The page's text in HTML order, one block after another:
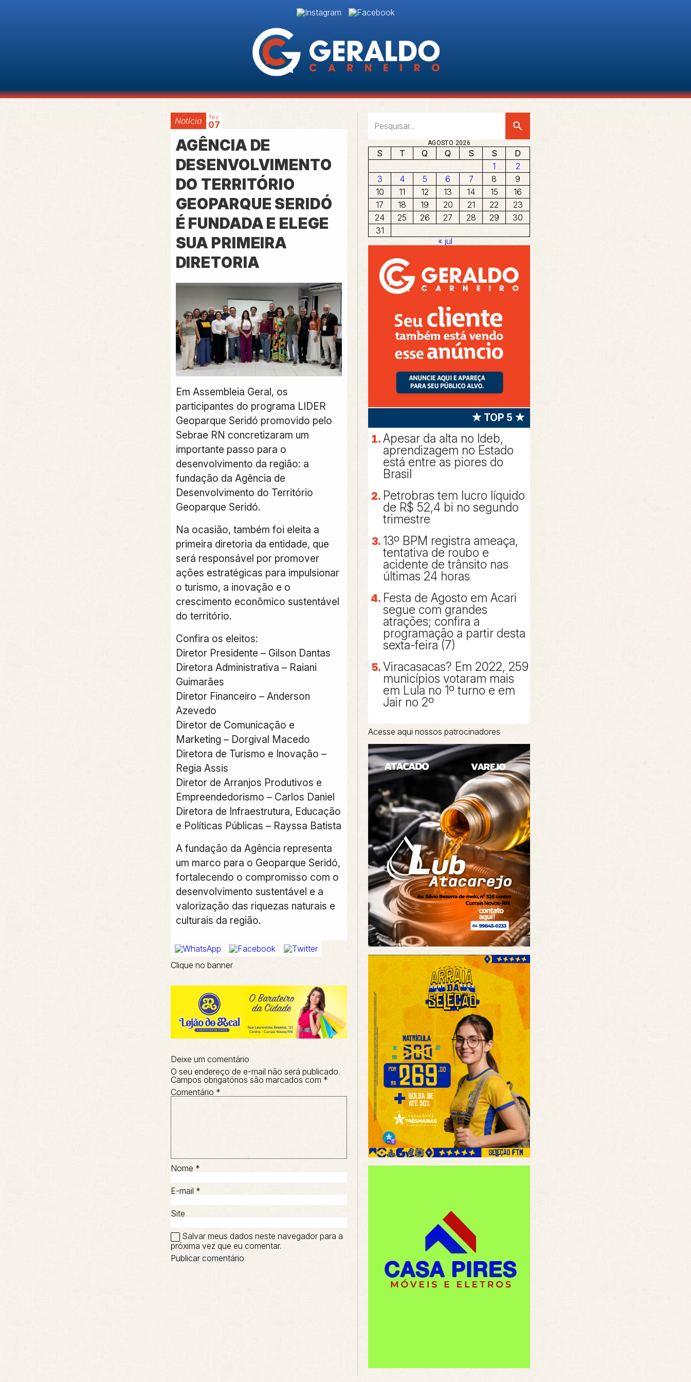
Notícia 07
fev
AGÊNCIA DE
DESENVOLVIMENTO
DO TERRITÓRIO
GEOPARQUE SERIDÓ
É FUNDADA E ELEGE
SUA PRIMEIRA
DIRETORIA
Em Assembleia Geral, os
participantes do programa LIDER
Geoparque Seridó promovido pelo
Sebrae RN concretizaram um
importante passo para o
desenvolvimento da região: a
fundação da Agência de
Desenvolvimento do Território
Geoparque Seridó.
Na ocasião, também foi eleita a
primeira diretoria da entidade, que
será responsável por promover
ações estratégicas para impulsionar
o turismo, a inovação e o
crescimento econômico sustentável
do território.
Confira os eleitos:
Diretor Presidente – Gilson Dantas
Diretora Administrativa – Raiani
Guimarães
Diretor Financeiro – Anderson
Azevedo
Diretor de Comunicação e
Marketing – Dorgival Macedo
Diretora de Turismo e Inovação –
Regia Assis
Diretor de Arranjos Produtivos e
Empreendedorismo – Carlos Daniel
Diretora de Infraestrutura, Educação
e Políticas Públicas – Rayssa Batista
A fundação da Agência representa
um marco para o Geoparque Seridó,
fortalecendo o compromisso com o
desenvolvimento sustentável e a
valorização das riquezas naturais e
culturais da região.
Clique no banner
Deixe um comentário
O seu endereço de e-mail não será publicado.
Campos obrigatórios são marcados com *
Comentário *
Nome *
E-mail *
Site
Salvar meus dados neste navegador para a
próxima vez que eu comentar.
search
AGOSTO 2026
S T Q Q S S
D
1
2
3
4 5 6 7 8
9
10
11 12 13 14 15
16
17
18 19 20 21 22
23
24
25 26 27 28 29
30
31
« jul
★ TOP 5 ★
Apesar da alta no Ideb,
aprendizagem no Estado
está entre as piores do
Brasil
Petrobras tem lucro líquido
de R$ 52,4 bi no segundo
trimestre
13º BPM registra ameaça,
tentativa de roubo e
acidente de trânsito nas
últimas 24 horas
Festa de Agosto em Acari
segue com grandes
atrações; confira a
programação a partir desta
sexta-feira (7)
Viracasacas? Em 2022, 259
municípios votaram mais
em Lula no 1º turno e em
Jair no 2º
Acesse aqui nossos patrocinadores